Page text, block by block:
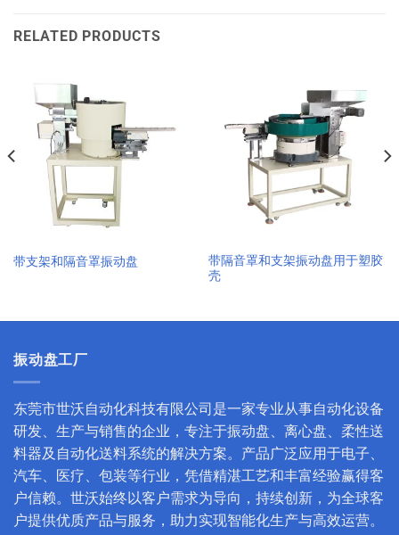
RELATED PRODUCTS
带支架和隔音罩振动盘
带隔音罩和支架振动盘用于塑胶
壳
振动盘工厂
东莞市世沃自动化科技有限公司是一家专业从事自动化设备
研发、生产与销售的企业，专注于振动盘、离心盘、柔性送
料器及自动化送料系统的解决方案。产品广泛应用于电子、
汽车、医疗、包装等行业，凭借精湛工艺和丰富经验赢得客
户信赖。世沃始终以客户需求为导向，持续创新，为全球客
户提供优质产品与服务，助力实现智能化生产与高效运营。